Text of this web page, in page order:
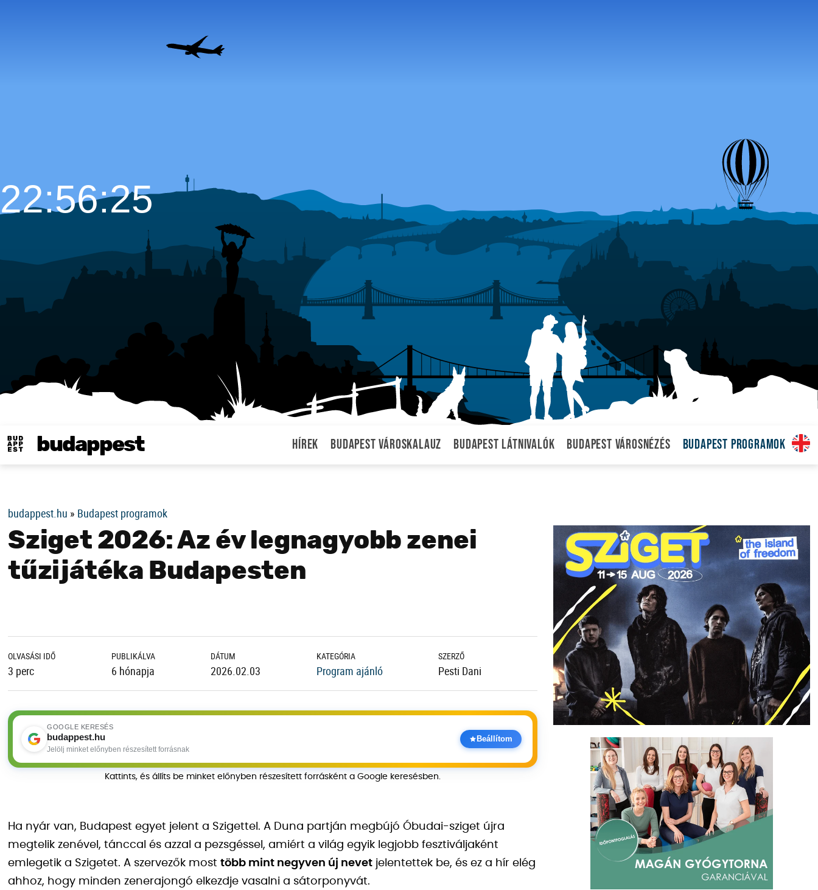
budappest Hírek Budapest városkalauz Budapest látnivalók Budapest városnézés Budapest programok
22:56:26
budappest.hu » Budapest programok
Sziget 2026: Az év legnagyobb zenei
tűzijátéka Budapesten
OLVASÁSI IDŐ
3 perc
PUBLIKÁLVA
6 hónapja
DÁTUM
2026.02.03
KATEGÓRIA
Program ajánló
SZERZŐ
Pesti Dani
GOOGLE KERESÉS
budappest.hu
Jelölj minket előnyben részesített forrásnak
Beállítom
Kattints, és állíts be minket előnyben részesített forrásként a Google keresésben.
Ha nyár van, Budapest egyet jelent a Szigettel. A Duna partján megbújó Óbudai-sziget újra
megtelik zenével, tánccal és azzal a pezsgéssel, amiért a világ egyik legjobb fesztiváljaként
emlegetik a Szigetet. A szervezők most több mint negyven új nevet jelentettek be, és ez a hír elég
ahhoz, hogy minden zenerajongó elkezdje vasalni a sátorponyvát.